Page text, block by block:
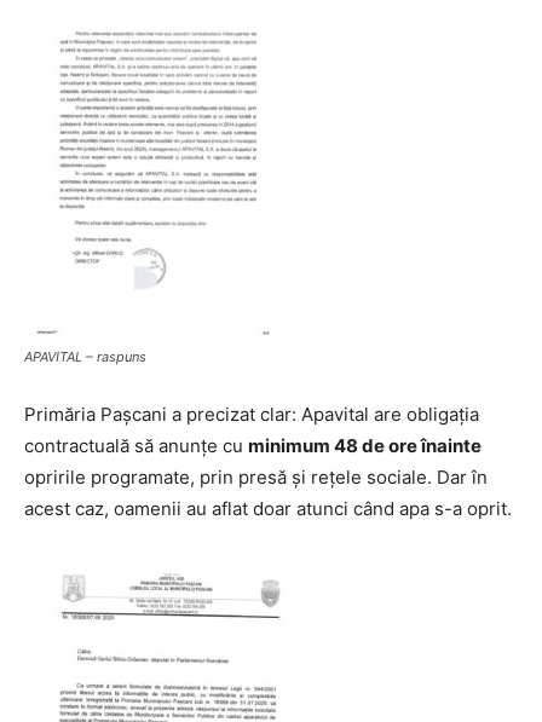
APAVITAL – raspuns
Primăria Pașcani a precizat clar: Apavital are obligația
contractuală să anunțe cu minimum 48 de ore înainte
opririle programate, prin presă și rețele sociale. Dar în
acest caz, oamenii au aflat doar atunci când apa s-a oprit.